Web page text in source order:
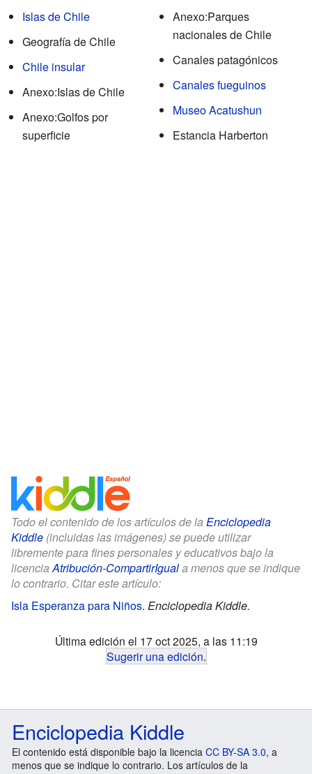
Islas de Chile
Geografía de Chile
Chile insular
Anexo:Islas de Chile
Anexo:Golfos por
superficie
Anexo:Parques
nacionales de Chile
Canales patagónicos
Canales fueguinos
Museo Acatushun
Estancia Harberton
Todo el contenido de los artículos de la Enciclopedia
Kiddle (incluidas las imágenes) se puede utilizar
libremente para fines personales y educativos bajo la
licenciaAtribución-CompartirIguala menos que se indique
lo contrario. Citar este artículo:
Isla Esperanza para Niños. Enciclopedia Kiddle.
Última edición el 17 oct 2025, a las 11:19
Sugerir una edición.
Enciclopedia Kiddle
El contenido está disponible bajo la licencia CC BY-SA 3.0, a
menos que se indique lo contrario. Los artículos de la